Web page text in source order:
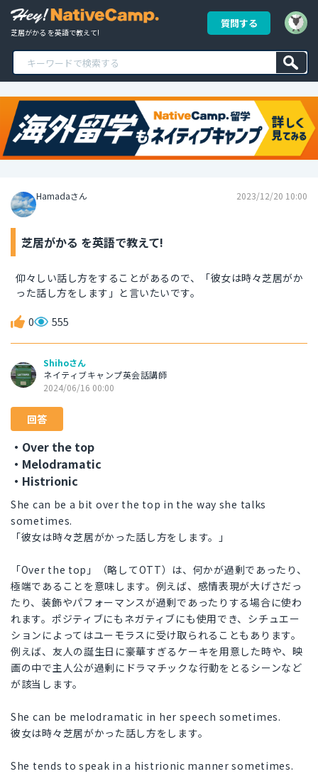
芝居がかる を英語で教えて!
質問する
Hamadaさん 2023/12/20 10:00
芝居がかる を英語で教えて!
仰々しい話し方をすることがあるので、「彼女は時々芝居がか
った話し方をします」と言いたいです。
0 555
Shihoさん
ネイティブキャンプ英会話講師
2024/06/16 00:00
回答
・Over the top
・Melodramatic
・Histrionic
She can be a bit over the top in the way she talks
sometimes.
「彼女は時々芝居がかった話し方をします。」
「Over the top」（略してOTT）は、何かが過剰であったり、
極端であることを意味します。例えば、感情表現が大げさだっ
たり、装飾やパフォーマンスが過剰であったりする場合に使わ
れます。ポジティブにもネガティブにも使用でき、シチュエー
ションによってはユーモラスに受け取られることもあります。
例えば、友人の誕生日に豪華すぎるケーキを用意した時や、映
画の中で主人公が過剰にドラマチックな行動をとるシーンなど
が該当します。
She can be melodramatic in her speech sometimes.
彼女は時々芝居がかった話し方をします。
She tends to speak in a histrionic manner sometimes.